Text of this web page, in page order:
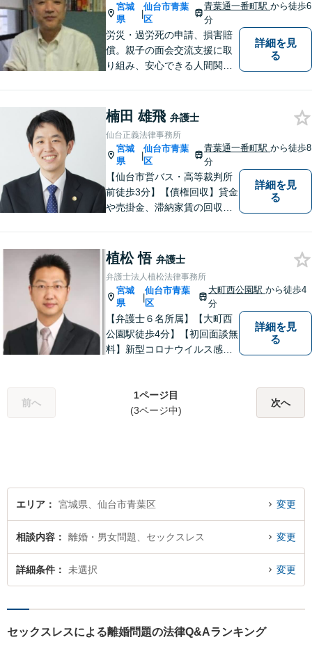
宮城
県
|
仙台市青葉
区
青葉通一番町駅から徒歩6
分
労災・過労死の申請、損害賠
償。親子の面会交流支援に取
り組み、安心できる人間関係
詳細を見
る
楠田 雄飛 弁護士
仙台正義法律事務所
宮城
県
|
仙台市青葉
区
青葉通一番町駅から徒歩8
分
【仙台市営バス・高等裁判所
前徒歩3分】【債権回収】貸金
や売掛金、滞納家賃の回収な
相談のみ受け付けております
【相続】遺言書作成・相続放
棄・遺産分割・遺留分のご相
談に対応しております
詳細を見
る
植松 悟 弁護士
弁護士法人植松法律事務所
宮城
県
|
仙台市青葉
区
大町西公園駅から徒歩4
分
【弁護士６名所属】【大町西
公園駅徒歩4分】【初回面談無
料】新型コロナウイルス感染
ご提案いたします。その他分
野にも対応可能。相談者が十
詳細を見
る
前へ
1ページ目
(3ページ中)
次へ
エリア 宮城県、仙台市青葉区 変更
相談内容 離婚・男女問題、セックスレス 変更
詳細条件 未選択 変更
セックスレスによる離婚問題の法律Q&Aランキング